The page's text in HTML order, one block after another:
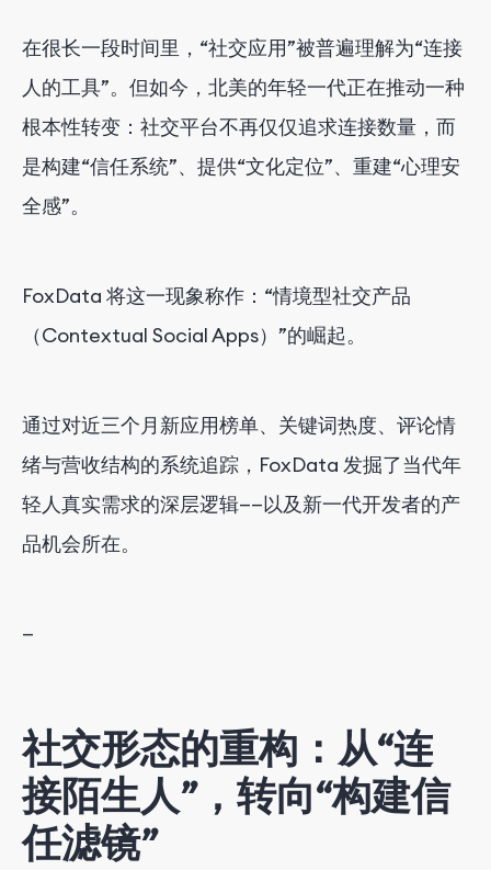
在很长一段时间里，“社交应用”被普遍理解为“连接
人的工具”。但如今，北美的年轻一代正在推动一种
根本性转变：社交平台不再仅仅追求连接数量，而
是构建“信任系统”、提供“文化定位”、重建“心理安
全感”。
FoxData 将这一现象称作：“情境型社交产品
（Contextual Social Apps）”的崛起。
通过对近三个月新应用榜单、关键词热度、评论情
绪与营收结构的系统追踪，FoxData 发掘了当代年
轻人真实需求的深层逻辑——以及新一代开发者的产
品机会所在。
—
社交形态的重构：从“连
接陌生人”，转向“构建信
任滤镜”